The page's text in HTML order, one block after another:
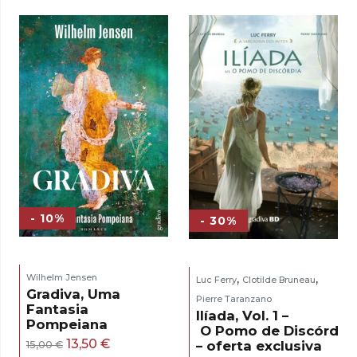
era:
16,00 €.
é:
14,40 €.
era:
17,00 €.
é:
15,30 €.
- 10%
Wilhelm Jensen
Gradiva, Uma
Fantasia
Pompeiana
15,00€ O
13,50 €
- 30%
Luc Ferry, Clotilde Bruneau,
Pierre Taranzano
Ilíada, Vol. 1 –
O Pomo de Discórdia
– oferta exclusiva